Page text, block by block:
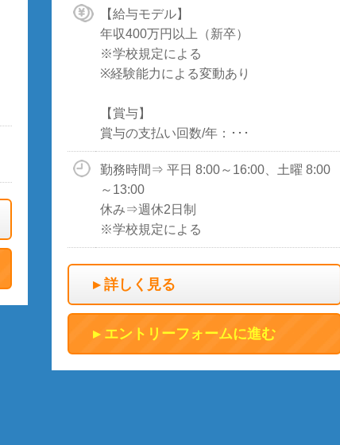
【給与モデル】
年収400万円以上（新卒）
※学校規定による
※経験能力による変動あり
【賞与】
賞与の支払い回数/年：･･･
勤務時間⇒ 平日 8:00～16:00、土曜 8:00
～13:00
休み⇒週休2日制
※学校規定による
詳しく見る
エントリーフォームに進む